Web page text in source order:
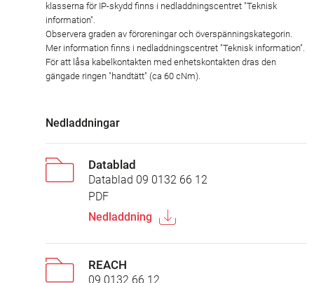
klasserna för IP-skydd finns i nedladdningscentret "Teknisk
information".
Observera graden av föroreningar och överspänningskategorin.
Mer information finns i nedladdningscentret "Teknisk information".
För att låsa kabelkontakten med enhetskontakten dras den
gängade ringen "handtätt" (ca 60 cNm).
Nedladdningar
Datablad
Datablad 09 0132 66 12
PDF
Nedladdning
REACH
09 0132 66 12